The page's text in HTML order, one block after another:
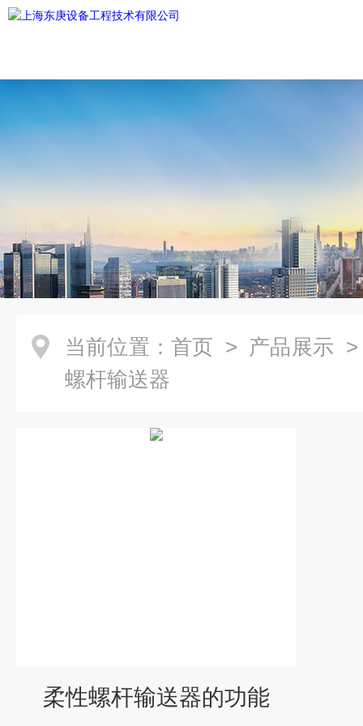
当前位置： 首页 > 产品展示
螺杆输送器
柔性螺杆输送器的功能